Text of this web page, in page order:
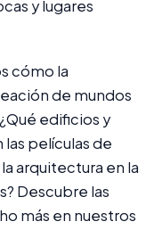
y lugares
cómo la
de mundos
edificios y
películas de
arquitectura en la
Descubre las
más en nuestros